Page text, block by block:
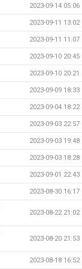
2023-09-14 05:06
2023-09-11 13:02
2023-09-11 11:07
2023-09-10 20:45
2023-09-10 20:21
2023-09-09 18:33
2023-09-04 18:22
2023-09-03 22:57
2023-09-03 19:48
2023-09-03 18:28
2023-09-01 22:43
2023-08-30 16:17
2023-08-22 21:02
2023-08-20 21:53
2023-08-18 16:52